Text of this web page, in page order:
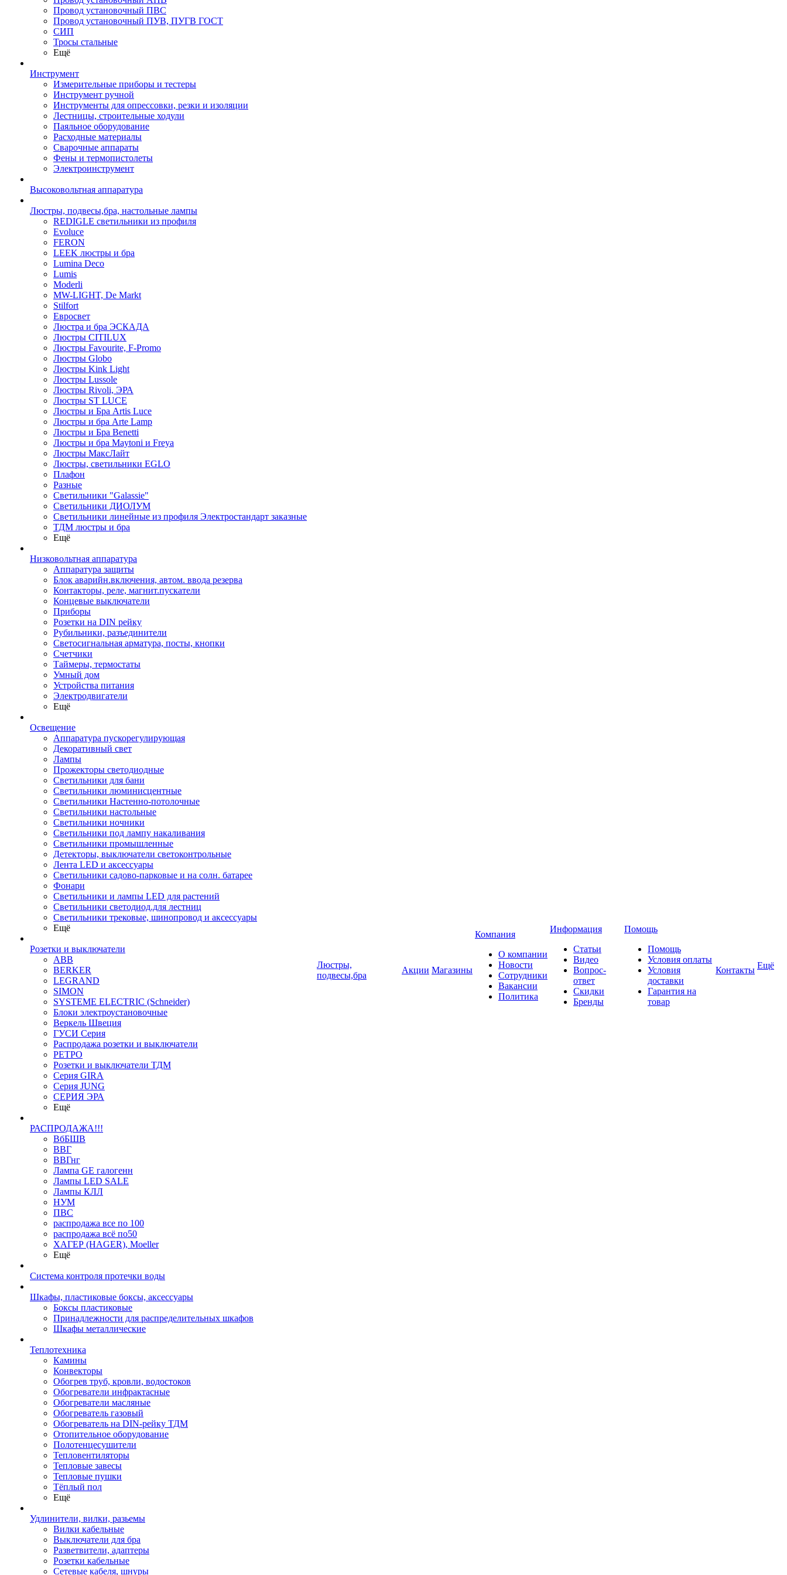
Провод установочный ПВС
Провод установочный ПУВ, ПУГВ ГОСТ
СИП
Тросы стальные
Ещё
Инструмент
Измерительные приборы и тестеры
Инструмент ручной
Инструменты для опрессовки, резки и изоляции
Лестницы, строительные ходули
Паяльное оборудование
Расходные материалы
Сварочные аппараты
Фены и термопистолеты
Электроинструмент
Высоковольтная аппаратура
Люстры, подвесы,бра, настольные лампы
REDIGLE светильники из профиля
Evoluce
FERON
LEEK люстры и бра
Lumina Deco
Lumis
Moderli
MW-LIGHT, De Markt
Stilfort
Евросвет
Люстра и бра ЭСКАДА
Люстры CITILUX
Люстры Favourite, F-Promo
Люстры Globo
Люстры Kink Light
Люстры Lussole
Люстры Rivoli, ЭРА
Люстры ST LUCE
Люстры и Бра Artis Luce
Люстры и бра Arte Lamp
Люстры и Бра Benetti
Люстры и бра Maytoni и Freya
Люстры МаксЛайт
Люстры, светильники EGLO
Плафон
Разные
Светильники "Galassie"
Светильники ДИОЛУМ
Светильники линейные из профиля Электростандарт заказные
ТДМ люстры и бра
Ещё
Низковольтная аппаратура
Аппаратура защиты
Блок аварийн.включения, автом. ввода резерва
Контакторы, реле, магнит.пускатели
Концевые выключатели
Приборы
Розетки на DIN рейку
Рубильники, разъединители
Светосигнальная арматура, посты, кнопки
Счетчики
Таймеры, термостаты
Умный дом
Устройства питания
Электродвигатели
Ещё
Освещение
Аппаратура пускорегулирующая
Декоративный свет
Лампы
Прожекторы светодиодные
Светильники для бани
Светильники люминисцентные
Светильники Настенно-потолочные
Светильники настольные
Светильники ночники
Светильники под лампу накаливания
Светильники промышленные
Детекторы, выключатели светоконтрольные
Лента LED и аксессуары
Светильники садово-парковые и на солн. батарее
Фонари
Светильники и лампы LED для растений
Светильники светодиод.для лестниц
Светильники трековые, шинопровод и аксессуары
Ещё
Розетки и выключатели
ABB
BERKER
LEGRAND
SIMON
SYSTEME ELECTRIC (Schneider)
Блоки электроустановочные
Веркель Швеция
ГУСИ Серия
Распродажа розетки и выключатели
РЕТРО
Розетки и выключатели ТДМ
Серия GIRA
Серия JUNG
СЕРИЯ ЭРА
Ещё
РАСПРОДАЖА!!!
ВбБШВ
ВВГ
ВВГнг
Лампа GE галогенн
Лампы LED SALE
Лампы КЛЛ
НУМ
ПВС
распродажа все по 100
распродажа всё по50
ХАГЕР (HAGER), Moeller
Ещё
Система контроля протечки воды
Шкафы, пластиковые боксы, аксессуары
Боксы пластиковые
Принадлежности для распределительных шкафов
Шкафы металлические
Теплотехника
Камины
Конвекторы
Обогрев труб, кровли, водостоков
Обогреватели инфрактасные
Обогреватели масляные
Обогреватель газовый
Обогреватель на DIN-рейку ТДМ
Отопительное оборудование
Полотенцесушители
Тепловентиляторы
Тепловые завесы
Тепловые пушки
Тёплый пол
Ещё
Удлинители, вилки, разьемы
Вилки кабельные
Выключатели для бра
Разветвители, адаптеры
Розетки кабельные
Сетевые кабеля, шнуры
Люстры,
подвесы,бра
Акции Магазины
Компания
О компании
Новости
Сотрудники
Вакансии
Политика
Информация
Статьи
Видео
Вопрос-
ответ
Скидки
Бренды
Помощь
Помощь
Условия оплаты
Условия
доставки
Гарантия на
товар
Контакты Ещё